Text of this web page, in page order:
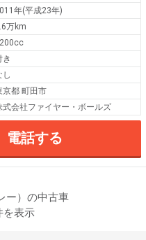
年(平成23年)
万km
き
し
京都 町田市
式会社ファイヤー・ボールズ
電話する
ー）の中古車
を表示